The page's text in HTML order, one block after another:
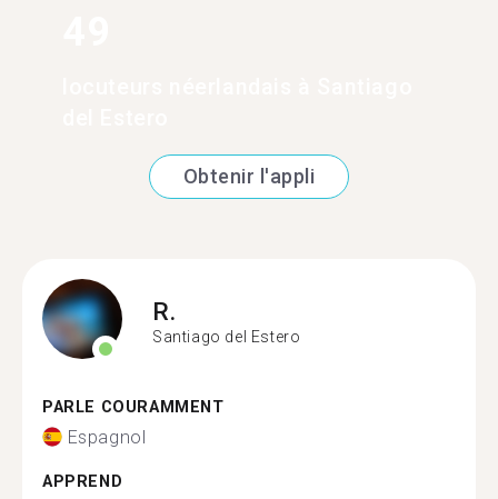
Obtenir l'appli
R.
Santiago del Estero
PARLE COURAMMENT
Espagnol
APPREND